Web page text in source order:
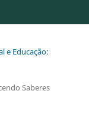
e Educação:
Saberes